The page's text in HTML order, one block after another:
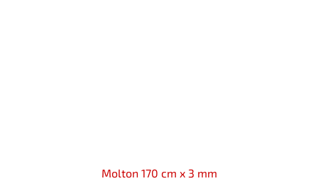
Molton 170 cm x 3 mm